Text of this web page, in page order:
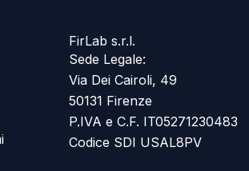
FirLab s.r.l.
Sede Legale:
Via Dei Cairoli, 49
50131 Firenze
P.IVA e C.F. IT05271230483
Codice SDI USAL8PV